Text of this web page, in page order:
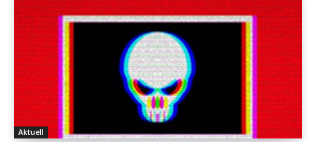
Aktuell